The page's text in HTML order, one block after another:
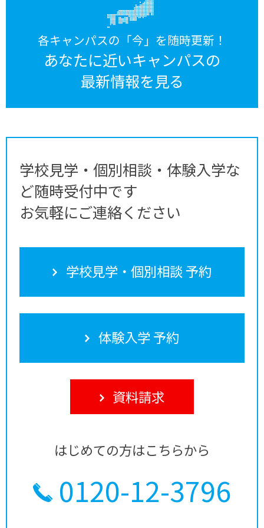
各キャンパスの「今」を随時更新！
あなたに近いキャンパスの
最新情報を見る
学校見学・個別相談・体験入学な
ど随時受付中です
お気軽にご連絡ください
学校見学・個別相談 予約
体験入学 予約
資料請求
はじめての方はこちらから
0120-12-3796